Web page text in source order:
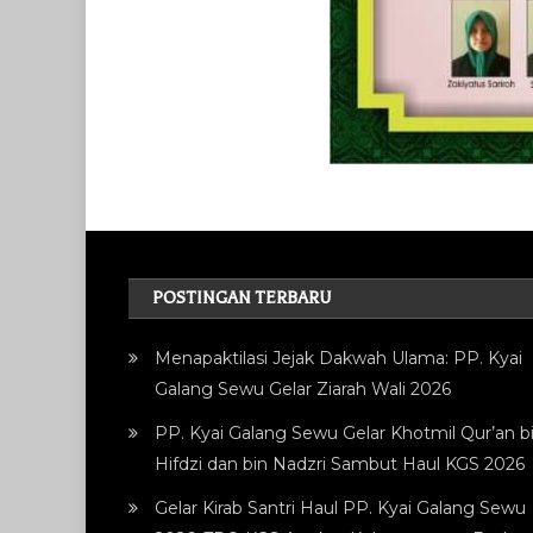
POSTINGAN TERBARU
Menapaktilasi Jejak Dakwah Ulama: PP. Kyai
Galang Sewu Gelar Ziarah Wali 2026
PP. Kyai Galang Sewu Gelar Khotmil Qur’an
Hifdzi dan bin Nadzri Sambut Haul KGS 2026
Gelar Kirab Santri Haul PP. Kyai Galang Sewu